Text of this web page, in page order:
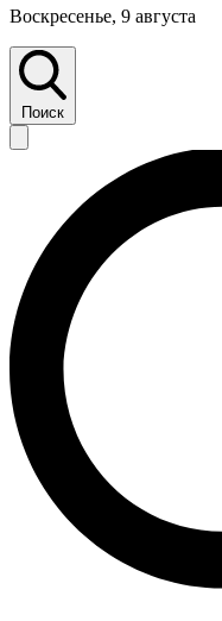
Воскресенье, 9 августа
Поиск